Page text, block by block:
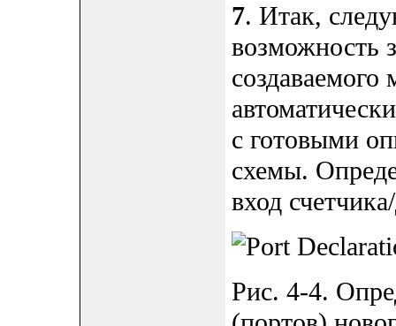
7. Итак,
возможность
создаваемого
с готовыми
схемы.
вход
Рис. 4-4.